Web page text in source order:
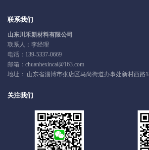
联系我们
山东川禾新材料有限公司
联系人：李经理
电话： 139-5337-0669
邮箱：chuanhexincai@163.com
地址： 山东省淄博市张店区马尚街道办事处新村西路
关注我们